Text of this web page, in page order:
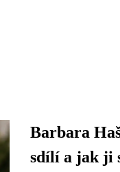
Barbara
sdílí a jak ji